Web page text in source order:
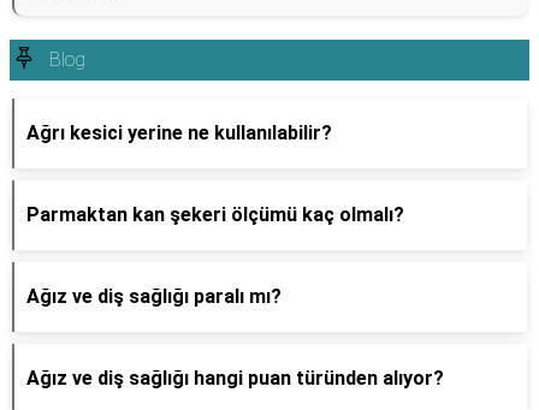
Blog
Ağrı kesici yerine ne kullanılabilir?
Parmaktan kan şekeri ölçümü kaç olmalı?
Ağız ve diş sağlığı paralı mı?
Ağız ve diş sağlığı hangi puan türünden alıyor?